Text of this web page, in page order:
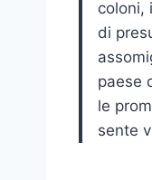
coloni,
di
paese
le
sente